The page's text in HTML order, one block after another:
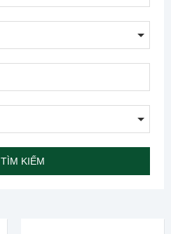
TÌM KIẾM